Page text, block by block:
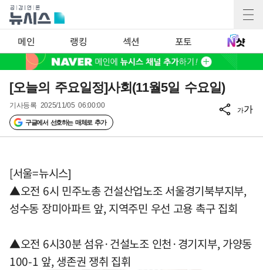
메인 랭킹 섹션 포토
[오늘의 주요일정]사회(11월5일 수요일)
기사등록 2025/11/05 06:00:00
구글에서 선호하는 매체로 추가
가가
[서울=뉴시스]
▲오전 6시 민주노총 건설산업노조 서울경기북부지부,
성수동 장미아파트 앞, 지역주민 우선 고용 촉구 집회
▲오전 6시30분 섬유·건설노조 인천·경기지부, 가양동
100-1 앞, 생존권 쟁취 집휘